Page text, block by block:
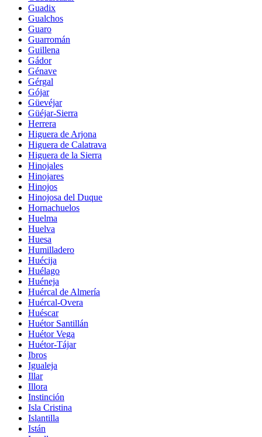
Guadix
Gualchos
Guaro
Guarromán
Guillena
Gádor
Génave
Gérgal
Gójar
Güevéjar
Güéjar-Sierra
Herrera
Higuera de Arjona
Higuera de Calatrava
Higuera de la Sierra
Hinojales
Hinojares
Hinojos
Hinojosa del Duque
Hornachuelos
Huelma
Huelva
Huesa
Humilladero
Huécija
Huélago
Huéneja
Huércal de Almería
Huércal-Overa
Huéscar
Huétor Santillán
Huétor Vega
Huétor-Tájar
Ibros
Igualeja
Illar
Illora
Instinción
Isla Cristina
Islantilla
Istán